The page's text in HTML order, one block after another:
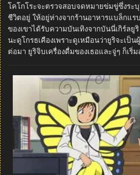
โคโกโระจะตรวจสอบจดหมายข่มขู่ซึ่งระ
ชีวิตอยู่ ให้อยู่ห่างจากร้านอาหารแบล็กแร
ของเขาได้รับความบันเทิงจากบันนี่เกิร์ล
นะดูโกรธเคืองเพราะดูเหมือนว่ายูริจะเป็
ต่อมา ยูริจิบเครื่องดื่มของเธอและจู่ๆ ก็เริ่ม